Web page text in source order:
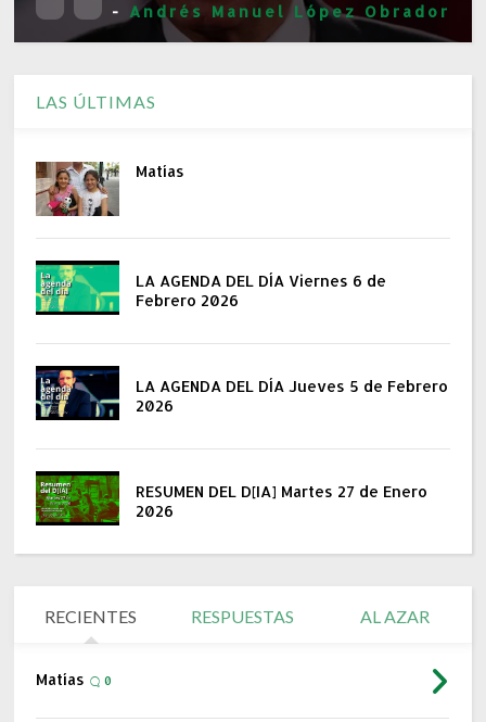
- Andrés Manuel López Obrador
LAS ÚLTIMAS
Matías
LA AGENDA DEL DÍA Viernes 6 de
Febrero 2026
LA AGENDA DEL DÍA Jueves 5 de Febrero
2026
RESUMEN DEL D[IA] Martes 27 de Enero
2026
RECIENTES RESPUESTAS AL AZAR
Matías 0